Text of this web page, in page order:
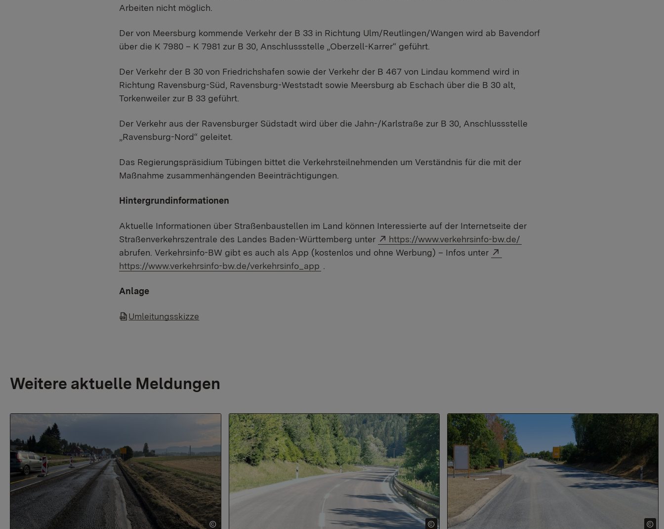
Arbeiten nicht möglich.
Der von Meersburg kommende Verkehr der B 33 in Richtung Ulm/Reutlingen/Wangen wird ab Bavendorf
über die K 7980 – K 7981 zur B 30, Anschlussstelle „Oberzell-Karrer“ geführt.
Der Verkehr der B 30 von Friedrichshafen sowie der Verkehr der B 467 von Lindau kommend wird in
Richtung Ravensburg-Süd, Ravensburg-Weststadt sowie Meersburg ab Eschach über die B 30 alt,
Torkenweiler zur B 33 geführt.
Der Verkehr aus der Ravensburger Südstadt wird über die Jahn-/Karlstraße zur B 30, Anschlussstelle
„Ravensburg-Nord“ geleitet.
Das Regierungspräsidium Tübingen bittet die Verkehrsteilnehmenden um Verständnis für die mit der
Maßnahme zusammenhängenden Beeinträchtigungen.
Hintergrundinformationen
Aktuelle Informationen über Straßenbaustellen im Land können Interessierte auf der Internetseite der
Straßenverkehrszentrale des Landes Baden-Württemberg unter
Externer Link:
https://www.verkehrsinfo-bw.de/
abrufen. Verkehrsinfo-BW gibt es auch als App (kostenlos und ohne Werbung) – Infos unter
https://www.verkehrsinfo-bw.de/verkehrsinfo_app
Anlage
Umleitungsskizze
Weitere aktuelle Meldungen